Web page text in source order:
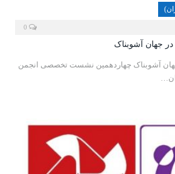
جهان آشوبناک
آشوبناک چهاردهمین نشست تخصصی انجمن